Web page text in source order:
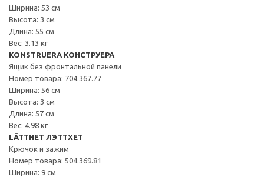
Ширина: 53 см
Высота: 3 см
Длина: 55 см
Вес: 3.13 кг
KONSTRUERA КОНСТРУЕРА
Ящик без фронтальной панели
Номер товара: 704.367.77
Ширина: 56 см
Высота: 3 см
Длина: 57 см
Вес: 4.98 кг
LÄTTHET ЛЭТТХЕТ
Крючок и зажим
Номер товара: 504.369.81
Ширина: 9 см